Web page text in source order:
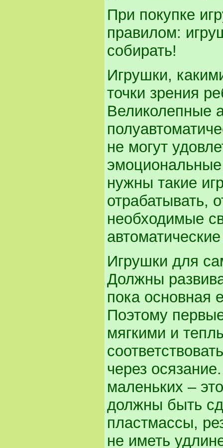
При покупке
правилом:
собирать!
Игрушки,
точки зрения
Великолепные
не могут
нужны такие
отрабатывать,
необходимые
Игрушки для
Должны
пока основная
Поэтому
мягкими и
через
маленьких –
должны быть
пластмассы,
не иметь